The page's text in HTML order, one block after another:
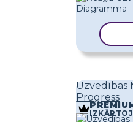
Uzvedības
Progress